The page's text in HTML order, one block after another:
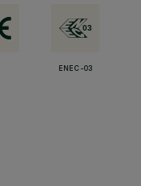
ENEC-03